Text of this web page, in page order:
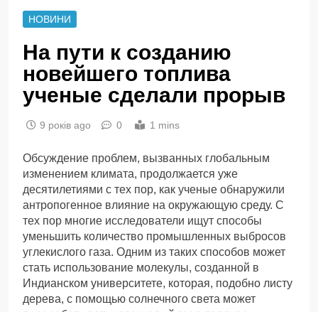
НОВИНИ
На пути к созданию
новейшего топлива
ученые сделали прорыв
9 років ago 0 1 mins
Обсуждение проблем, вызванных глобальным
изменением климата, продолжается уже
десятилетиями с тех пор, как ученые обнаружили
антропогенное влияние на окружающую среду. С
тех пор многие исследователи ищут способы
уменьшить количество промышленных выбросов
углекислого газа. Одним из таких способов может
стать использование молекулы, созданной в
Индианском университете, которая, подобно листу
дерева, с помощью солнечного света может